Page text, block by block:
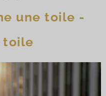
une toile -
toile